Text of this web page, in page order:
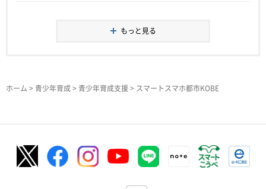
もっと見る
ホーム > 青少年育成> 青少年育成支援> スマートスマホ都市KOBE